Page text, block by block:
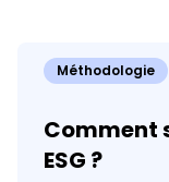
Méthodologie
Comment
ESG ?